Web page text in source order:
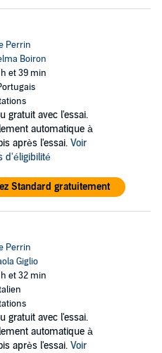
Perrin
Boiron
h et 39 min
gratuit avec l'essai.
automatique à
après l'essai. Voir
d'éligibilité
Standard gratuitement
Perrin
Giglio
h et 32 min
gratuit avec l'essai.
automatique à
après l'essai. Voir